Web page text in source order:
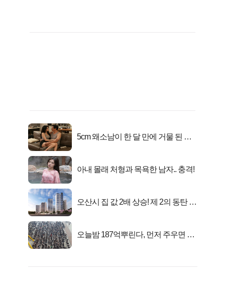
5cm 왜소남이 한 달 만에 거물 된 사
아내 몰래 처형과 목욕한 남자.. 충격!
오산시 집 값 2배 상승! 제 2의 동탄 신
오늘밤 187억뿌린다, 먼저 주우면 최